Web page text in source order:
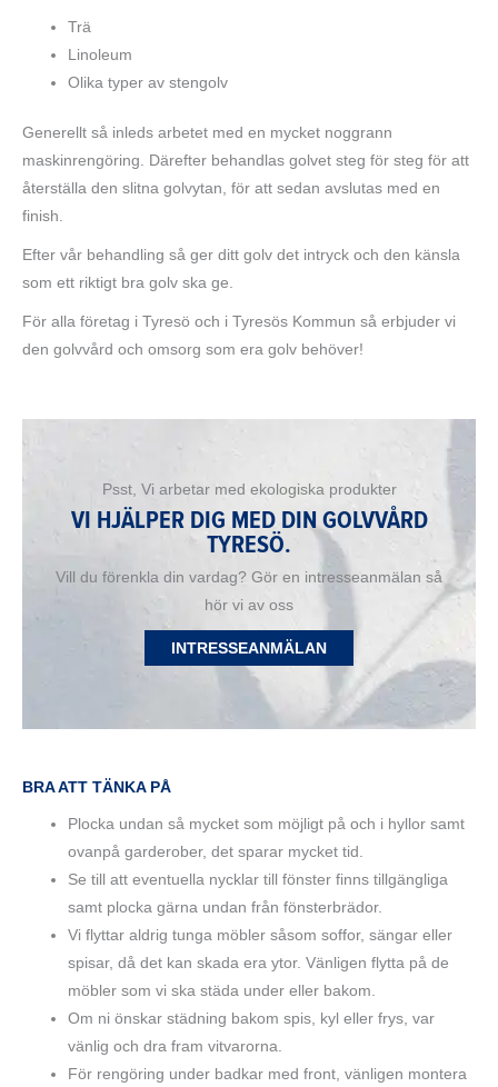
Trä
Linoleum
Olika typer av stengolv
Generellt så inleds arbetet med en mycket noggrann
maskinrengöring. Därefter behandlas golvet steg för steg för att
återställa den slitna golvytan, för att sedan avslutas med en
finish.
Efter vår behandling så ger ditt golv det intryck och den känsla
som ett riktigt bra golv ska ge.
För alla företag i Tyresö och i Tyresös Kommun så erbjuder vi
den golvvård och omsorg som era golv behöver!
Psst, Vi arbetar med ekologiska produkter
VI HJÄLPER DIG MED DIN GOLVVÅRD
TYRESÖ.
Vill du förenkla din vardag? Gör en intresseanmälan så
hör vi av oss
INTRESSEANMÄLAN
BRA ATT TÄNKA PÅ
Plocka undan så mycket som möjligt på och i hyllor samt
ovanpå garderober, det sparar mycket tid.
Se till att eventuella nycklar till fönster finns tillgängliga
samt plocka gärna undan från fönsterbrädor.
Vi flyttar aldrig tunga möbler såsom soffor, sängar eller
spisar, då det kan skada era ytor. Vänligen flytta på de
möbler som vi ska städa under eller bakom.
Om ni önskar städning bakom spis, kyl eller frys, var
vänlig och dra fram vitvarorna.
För rengöring under badkar med front, vänligen montera